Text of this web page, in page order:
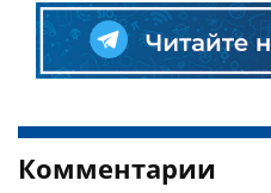
Комментарии